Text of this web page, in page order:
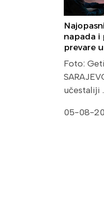
napada i
prevare
Foto:
učestaliji
05-08-